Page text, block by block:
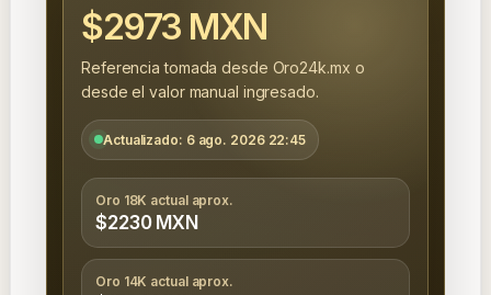
$2973 MXN
Referencia tomada desde Oro24k.mx o
desde el valor manual ingresado.
Actualizado: 6 ago. 2026 22:45
Oro 18K actual aprox.
$2230 MXN
Oro 14K actual aprox.